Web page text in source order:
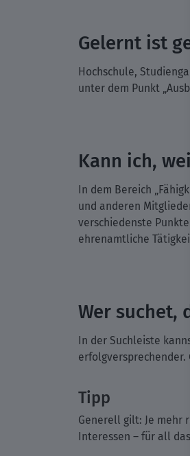
Gelernt ist
Hochschule,
unter dem Punkt
Kann ich,
In dem Bereich
und anderen
verschiedenste
ehrenamtliche
Wer suchet,
In der Suchleiste
erfolgversprechender.
Tipp
Generell gilt: Je mehr
Interessen – für all